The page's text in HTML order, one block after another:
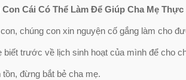
Cái Có Thể Làm Để Giúp Cha Mẹ
chúng con xin nguyện cố gắng làm cho
trước về lịch sinh hoạt của mình để cho
đừng bắt bẻ cha mẹ.